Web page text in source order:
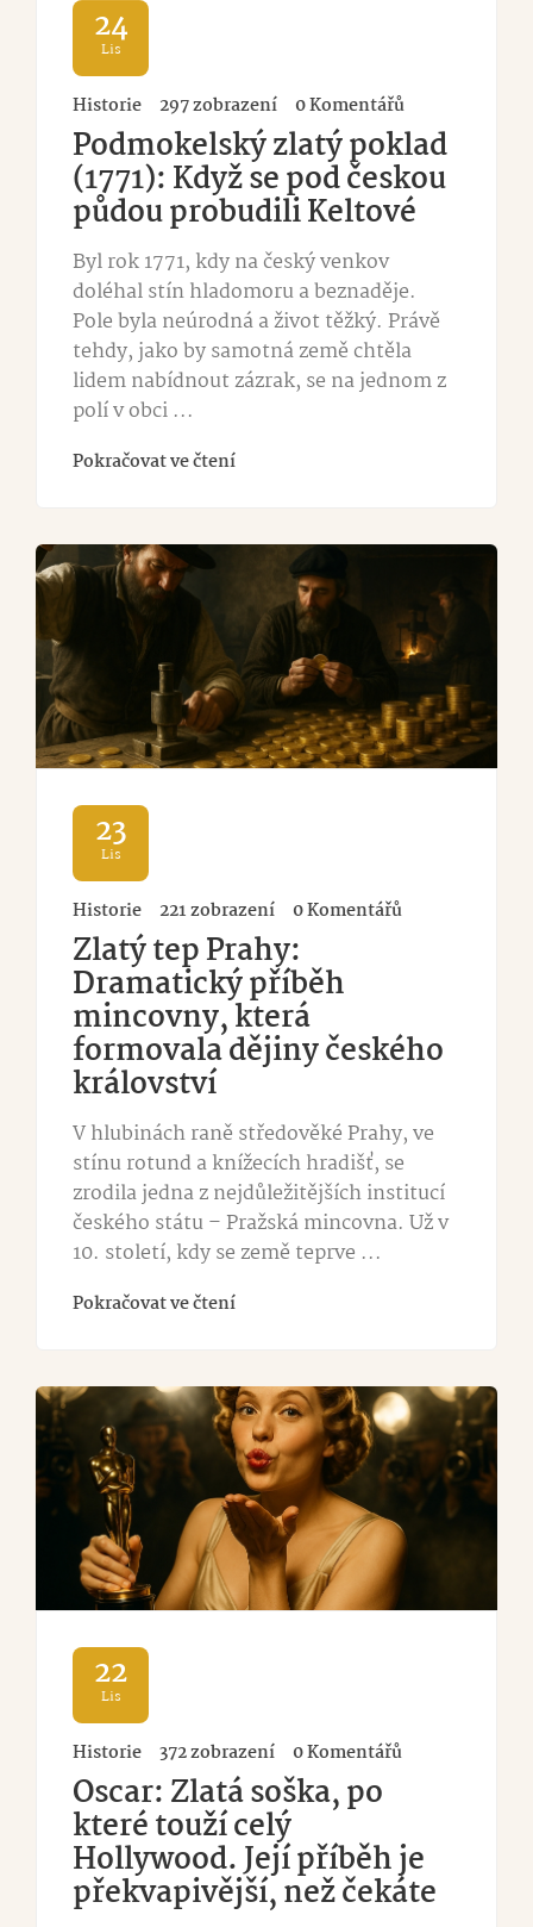
24
Lis
Historie 297 zobrazení 0 Komentářů
Podmokelský zlatý poklad
(1771): Když se pod českou
půdou probudili Keltové
Byl rok 1771, kdy na český venkov
doléhal stín hladomoru a beznaděje.
Pole byla neúrodná a život těžký. Právě
tehdy, jako by samotná země chtěla
lidem nabídnout zázrak, se na jednom z
polí v obci ...
Pokračovat ve čtení
23
Lis
Historie 221 zobrazení 0 Komentářů
Zlatý tep Prahy:
Dramatický příběh
mincovny, která
formovala dějiny českého
království
V hlubinách raně středověké Prahy, ve
stínu rotund a knížecích hradišť, se
zrodila jedna z nejdůležitějších institucí
českého státu – Pražská mincovna. Už v
10. století, kdy se země teprve ...
Pokračovat ve čtení
22
Lis
Historie 372 zobrazení 0 Komentářů
Oscar: Zlatá soška, po
které touží celý
Hollywood. Její příběh je
překvapivější, než čekáte